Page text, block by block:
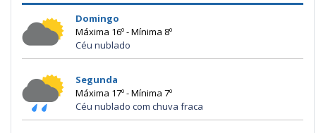
Domingo
Máxima 16º - Mínima 8º
Céu nublado
Segunda
Máxima 17º - Mínima 7º
Céu nublado com chuva fraca